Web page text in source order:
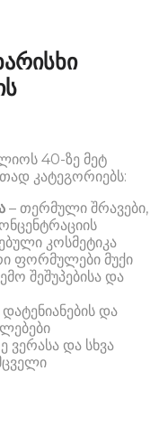
40-ზე მეტ
კატეგორიებს:
– თერმული შრავები,
კოსმეტიკა
ფორმულები მუქი
შეშუპებისა და
და
ვერასა და სხვა